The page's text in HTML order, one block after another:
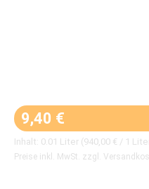
Regulärer Preis:
9,40 €
Inhalt: 0.01 Liter (940,00 € / 1
Preise inkl. MwSt. zzgl.